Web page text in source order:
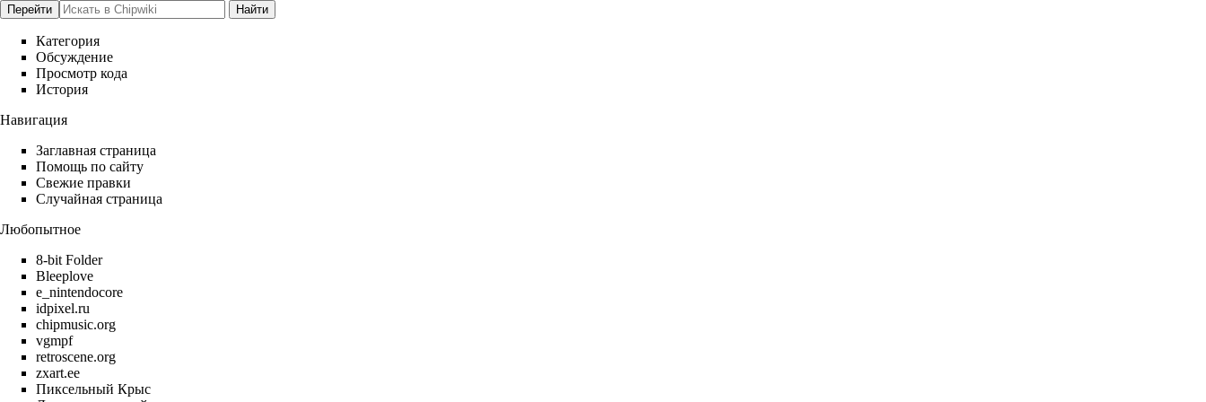
Категория
Обсуждение
Просмотр кода
История
Навигация
Заглавная страница
Помощь по сайту
Свежие правки
Случайная страница
Любопытное
8-bit Folder
Bleeplove
e_nintendocore
idpixel.ru
chipmusic.org
vgmpf
retroscene.org
zxart.ee
Пиксельный Крыс